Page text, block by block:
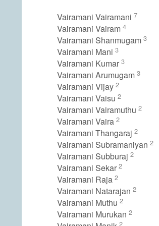
Vairamani Vairamani 7
Vairamani Vairam 4
Vairamani Shanmugam 3
Vairamani Mani 3
Vairamani Kumar 3
Vairamani Arumugam 3
Vairamani Vijay 2
Vairamani Vaisu 2
Vairamani Vairamuthu 2
Vairamani Vaira 2
Vairamani Thangaraj 2
Vairamani Subramaniyan 2
Vairamani Subburaj 2
Vairamani Sekar 2
Vairamani Raja 2
Vairamani Natarajan 2
Vairamani Muthu 2
Vairamani Murukan 2
2